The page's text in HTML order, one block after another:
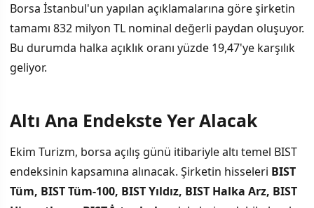
Borsa İstanbul'un yapılan açıklamalarına göre şirketin
tamamı 832 milyon TL nominal değerli paydan oluşuyor.
Bu durumda halka açıklık oranı yüzde 19,47'ye karşılık
geliyor.
Altı Ana Endekste Yer Alacak
Ekim Turizm, borsa açılış günü itibariyle altı temel BIST
endeksinin kapsamına alınacak. Şirketin hisseleri BIST
Tüm, BIST Tüm-100, BIST Yıldız, BIST Halka Arz, BIST